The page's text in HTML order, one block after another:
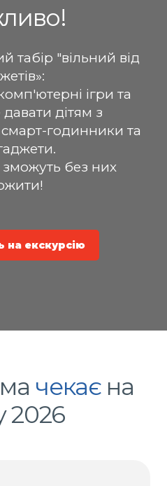
табір "вільний від
ігри та
дітям з
годинники та
зможуть без них
на екскурсію
чекаєна
2026